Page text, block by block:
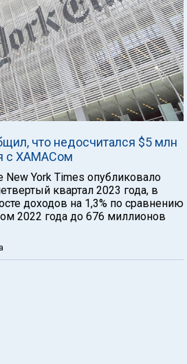
что недосчитался $5 млн
с ХАМАСом
York Times опубликовало
квартал 2023 года, в
доходов на 1,3% по сравнению
2022 года до 676 миллионов